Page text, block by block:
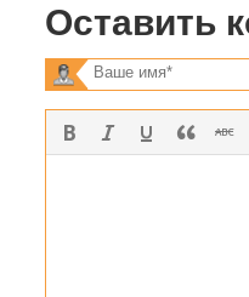
Оставить